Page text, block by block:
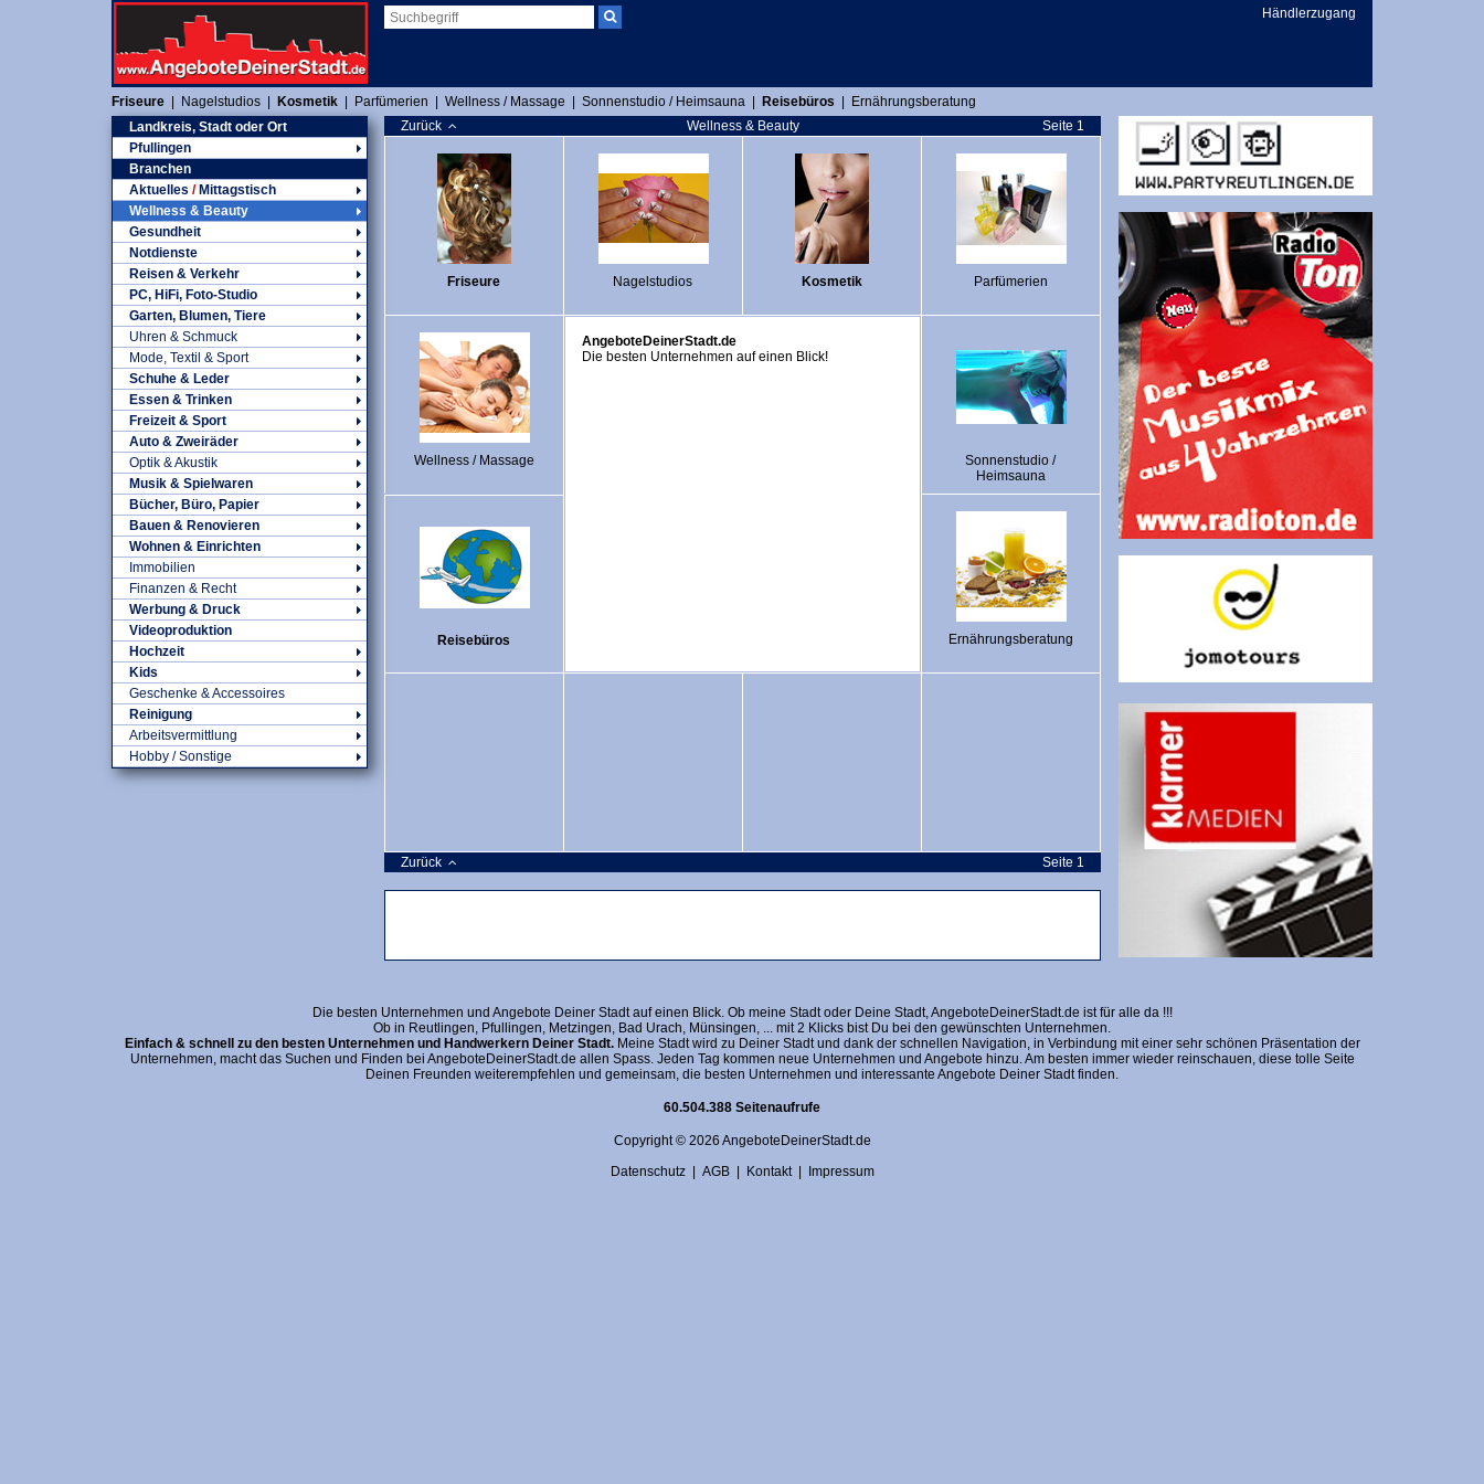
Händlerzugang
Friseure Nagelstudios Kosmetik Parfümerien Wellness / Massage Sonnenstudio / Heimsauna Reisebüros
Ernährungsberatung
Landkreis, Stadt oder Ort
Pfullingen
Branchen
Aktuelles /Mittagstisch
Wellness & Beauty
Gesundheit
Notdienste
Reisen & Verkehr
PC, HiFi, Foto-Studio
Garten, Blumen, Tiere
Uhren & Schmuck
Mode, Textil & Sport
Schuhe & Leder
Essen & Trinken
Freizeit & Sport
Auto & Zweiräder
Optik & Akustik
Musik & Spielwaren
Bücher, Büro, Papier
Bauen & Renovieren
Wohnen & Einrichten
Immobilien
Finanzen & Recht
Werbung & Druck
Videoproduktion
Hochzeit
Kids
Geschenke & Accessoires
Reinigung
Arbeitsvermittlung
Hobby / Sonstige
Zurück Wellness & Beauty Seite 1
Friseure Nagelstudios Kosmetik Parfümerien
Wellness / Massage
AngeboteDeinerStadt.de
Die besten Unternehmen auf einen Blick!
Sonnenstudio /
Heimsauna
Reisebüros Ernährungsberatung
Zurück Seite 1
Die besten Unternehmen und Angebote Deiner Stadt auf einen Blick. Ob meine Stadt oder Deine Stadt, AngeboteDeinerStadt.de ist für alle da !!!
Ob in Reutlingen, Pfullingen, Metzingen, Bad Urach, Münsingen, ... mit 2 Klicks bist Du bei den gewünschten Unternehmen.
Einfach & schnell zu den besten Unternehmen und Handwerkern Deiner Stadt.Meine Stadt wird zu Deiner Stadt und dank der schnellen Navigation, in Verbindung mit einer sehr schönen Präsentation der
Unternehmen, macht das Suchen und Finden bei AngeboteDeinerStadt.de allen Spass. Jeden Tag kommen neue Unternehmen und Angebote hinzu. Am besten immer wieder reinschauen, diese tolle Seite
Deinen Freunden weiterempfehlen und gemeinsam, die besten Unternehmen und interessante Angebote Deiner Stadt finden.
60.504.388 Seitenaufrufe
Copyright © 2026 AngeboteDeinerStadt.de
Datenschutz| AGB| Kontakt| Impressum